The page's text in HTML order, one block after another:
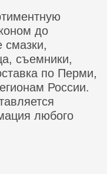
до
смазки,
съемники,
по Перми,
России.
любого